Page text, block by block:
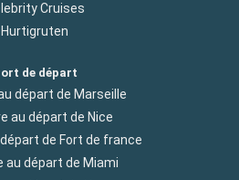
Cruises
Hurtigruten
de départ
départ de Marseille
au départ de Nice
de Fort de france
au départ de Miami